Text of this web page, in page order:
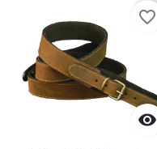

favorite_border